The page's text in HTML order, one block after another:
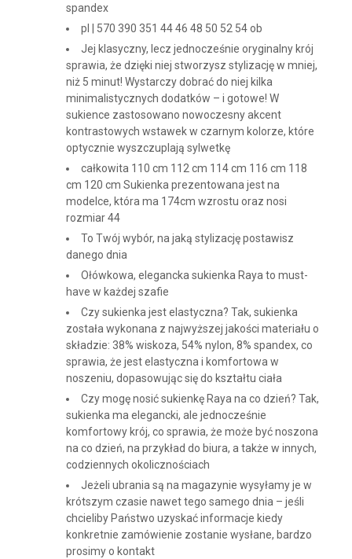
spandex
pl | 570 390 351 44 46 48 50 52 54 ob
Jej klasyczny, lecz jednocześnie oryginalny krój
sprawia, że dzięki niej stworzysz stylizację w mniej,
niż 5 minut! Wystarczy dobrać do niej kilka
minimalistycznych dodatków – i gotowe! W
sukience zastosowano nowoczesny akcent
kontrastowych wstawek w czarnym kolorze, które
optycznie wyszczuplają sylwetkę
całkowita 110 cm 112 cm 114 cm 116 cm 118
cm 120 cm Sukienka prezentowana jest na
modelce, która ma 174cm wzrostu oraz nosi
rozmiar 44
To Twój wybór, na jaką stylizację postawisz
danego dnia
Ołówkowa, elegancka sukienka Raya to must-
have w każdej szafie
Czy sukienka jest elastyczna? Tak, sukienka
została wykonana z najwyższej jakości materiału o
składzie: 38% wiskoza, 54% nylon, 8% spandex, co
sprawia, że jest elastyczna i komfortowa w
noszeniu, dopasowując się do kształtu ciała
Czy mogę nosić sukienkę Raya na co dzień? Tak,
sukienka ma elegancki, ale jednocześnie
komfortowy krój, co sprawia, że może być noszona
na co dzień, na przykład do biura, a także w innych,
codziennych okolicznościach
Jeżeli ubrania są na magazynie wysyłamy je w
krótszym czasie nawet tego samego dnia – jeśli
chcieliby Państwo uzyskać informacje kiedy
konkretnie zamówienie zostanie wysłane, bardzo
prosimy o kontakt